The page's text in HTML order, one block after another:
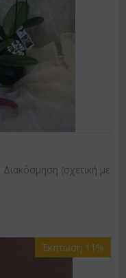
(σχετική με
Έκπτωση 11%